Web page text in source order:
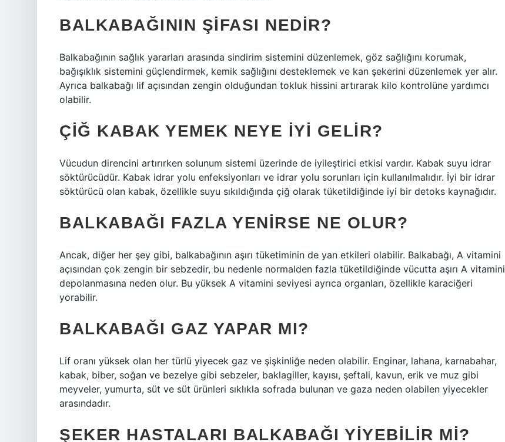
BALKABAĞININ ŞIFASI NEDIR?
Balkabağının sağlık yararları arasında sindirim sistemini düzenlemek, göz sağlığını korumak,
bağışıklık sistemini güçlendirmek, kemik sağlığını desteklemek ve kan şekerini düzenlemek yer alır.
Ayrıca balkabağı lif açısından zengin olduğundan tokluk hissini artırarak kilo kontrolüne yardımcı
olabilir.
ÇIĞ KABAK YEMEK NEYE IYI GELIR?
Vücudun direncini artırırken solunum sistemi üzerinde de iyileştirici etkisi vardır. Kabak suyu idrar
söktürücüdür. Kabak idrar yolu enfeksiyonları ve idrar yolu sorunları için kullanılmalıdır. İyi bir idrar
söktürücü olan kabak, özellikle suyu sıkıldığında çiğ olarak tüketildiğinde iyi bir detoks kaynağıdır.
BALKABAĞI FAZLA YENIRSE NE OLUR?
Ancak, diğer her şey gibi, balkabağının aşırı tüketiminin de yan etkileri olabilir. Balkabağı, A vitamini
açısından çok zengin bir sebzedir, bu nedenle normalden fazla tüketildiğinde vücutta aşırı A vitamini
depolanmasına neden olur. Bu yüksek A vitamini seviyesi ayrıca organları, özellikle karaciğeri
yorabilir.
BALKABAĞI GAZ YAPAR MI?
Lif oranı yüksek olan her türlü yiyecek gaz ve şişkinliğe neden olabilir. Enginar, lahana, karnabahar,
kabak, biber, soğan ve bezelye gibi sebzeler, baklagiller, kayısı, şeftali, kavun, erik ve muz gibi
meyveler, yumurta, süt ve süt ürünleri sıklıkla sofrada bulunan ve gaza neden olabilen yiyecekler
arasındadır.
ŞEKER HASTALARI BALKABAĞI YIYEBILIR MI?